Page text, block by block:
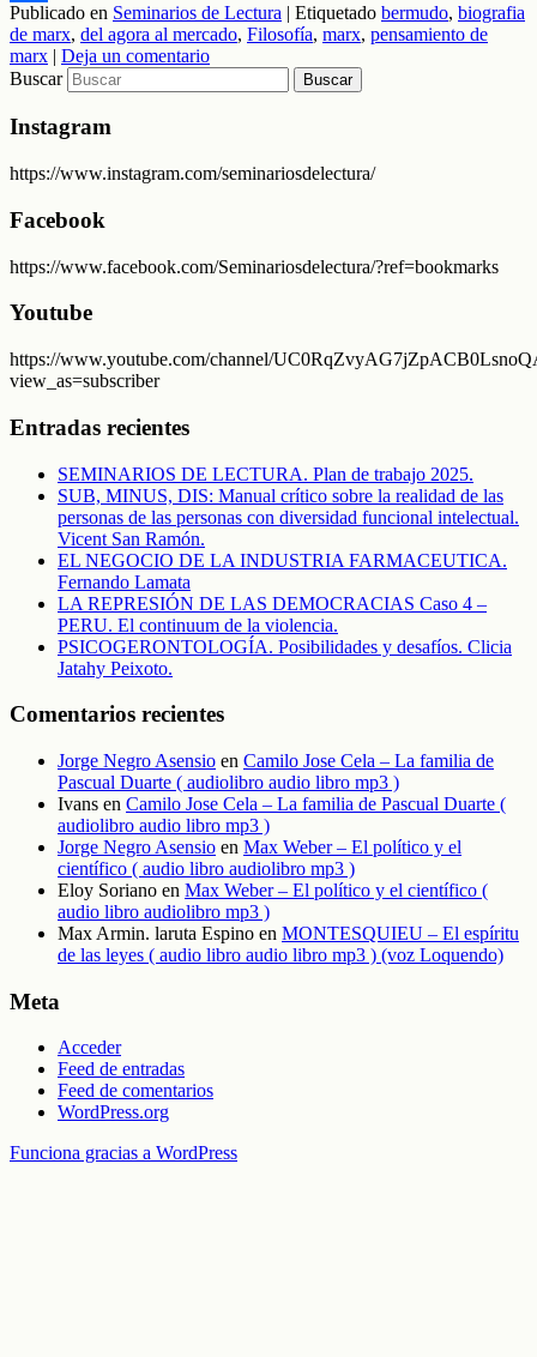
Compartir
Publicado en Seminarios de Lectura | Etiquetado bermudo, biografia
de marx, del agora al mercado, Filosofía, marx, pensamiento de
marx | Deja un comentario
Buscar
Instagram
https://www.instagram.com/seminariosdelectura/
Facebook
https://www.facebook.com/Seminariosdelectura/?ref=bookmarks
Youtube
https://www.youtube.com/channel/
view_as=subscriber
Entradas recientes
SEMINARIOS DE LECTURA. Plan de trabajo 2025.
SUB, MINUS, DIS: Manual crítico sobre la realidad de las
personas de las personas con diversidad funcional intelectual.
Vicent San Ramón.
EL NEGOCIO DE LA INDUSTRIA FARMACEUTICA.
Fernando Lamata
LA REPRESIÓN DE LAS DEMOCRACIAS Caso 4 –
PERU. El continuum de la violencia.
PSICOGERONTOLOGÍA. Posibilidades y desafíos. Clicia
Jatahy Peixoto.
Comentarios recientes
Jorge Negro Asensio en Camilo Jose Cela – La familia de
Pascual Duarte ( audiolibro audio libro mp3 )
Ivans en Camilo Jose Cela – La familia de Pascual Duarte (
audiolibro audio libro mp3 )
Jorge Negro Asensio en Max Weber – El político y el
científico ( audio libro audiolibro mp3 )
Eloy Soriano en Max Weber – El político y el científico (
audio libro audiolibro mp3 )
Max Armin. laruta Espino en MONTESQUIEU – El espíritu
de las leyes ( audio libro audio libro mp3 ) (voz Loquendo)
Meta
Acceder
Feed de entradas
Feed de comentarios
WordPress.org
Funciona gracias a WordPress